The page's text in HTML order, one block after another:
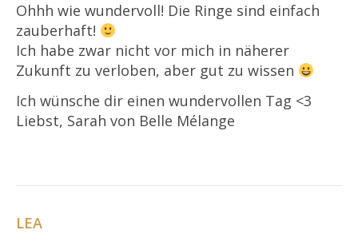
Ohhh wie wundervoll! Die Ringe sind einfach
zauberhaft!
Ich habe zwar nicht vor mich in näherer
Zukunft zu verloben, aber gut zu wissen
Ich wünsche dir einen wundervollen Tag <3
Liebst, Sarah von Belle Mélange
LEA